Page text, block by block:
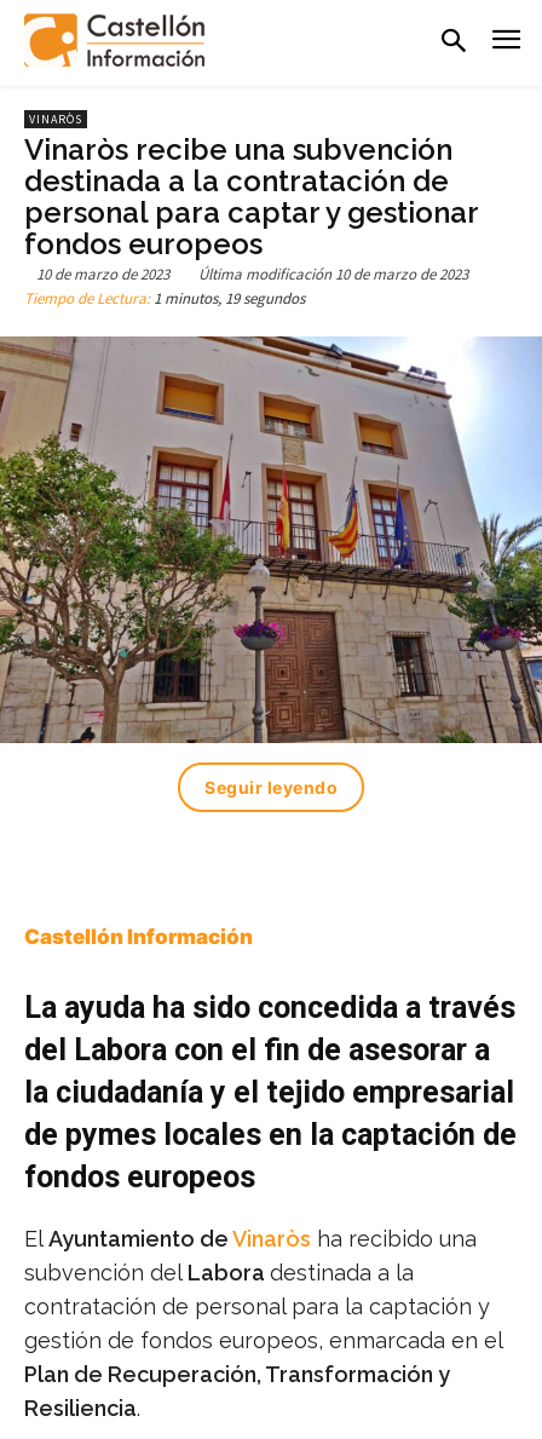
VINARÒS
Vinaròs recibe una subvención
destinada a la contratación de
personal para captar y gestionar
fondos europeos
10 de marzo de 2023 Última modificación 10 de marzo de 2023
Tiempo de Lectura:1 minutos, 19 segundos
Seguir leyendo
Castellón Información
La ayuda ha sido concedida a través
del Labora con el fin de asesorar a
la ciudadanía y el tejido empresarial
de pymes locales en la captación de
fondos europeos
ElAyuntamiento deVinaròs ha recibido una
subvención del Labora destinada a la
contratación de personal para la captación y
gestión de fondos europeos, enmarcada en el
Plan de Recuperación, Transformación y
Resiliencia.